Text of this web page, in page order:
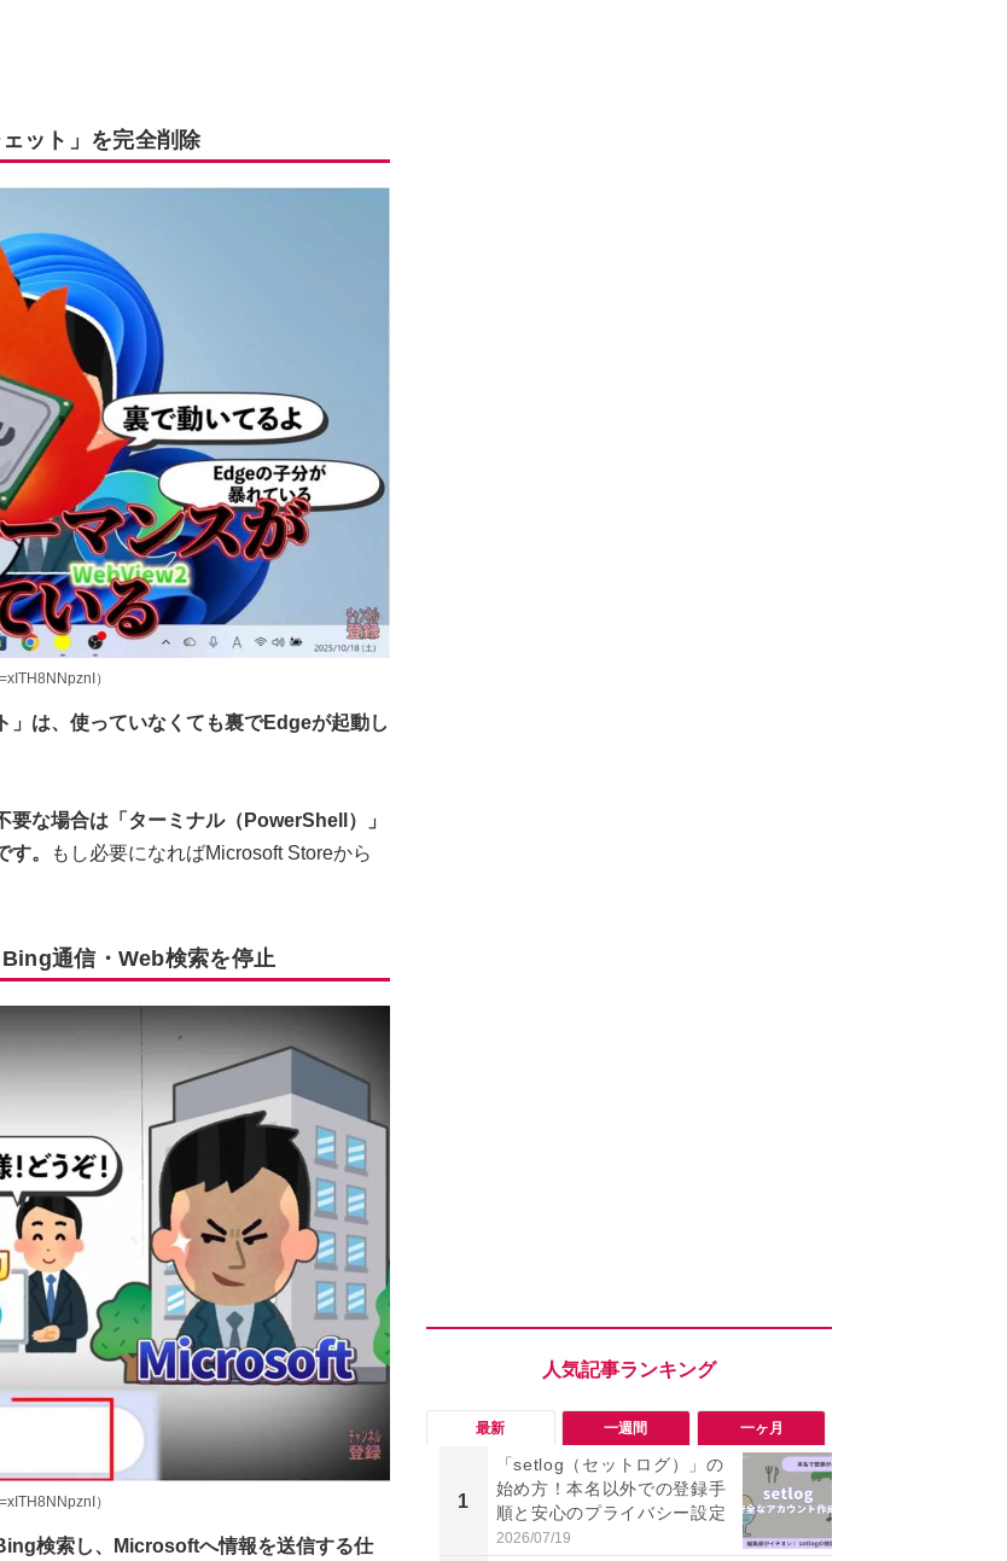
ット」を完全削除
）
」は、使っていなくても裏でEdgeが起動し
な場合は「ターミナル（PowerShell）」
。
もし必要になればMicrosoft Storeから
通信・Web検索を停止
）
検索し、Microsoftへ情報を送信する仕
最新 一週間 一ヶ月
1
「setlog（セットログ）」の
始め方！本名以外での登録手
順と安心のプライバシー設定
2026/07/19